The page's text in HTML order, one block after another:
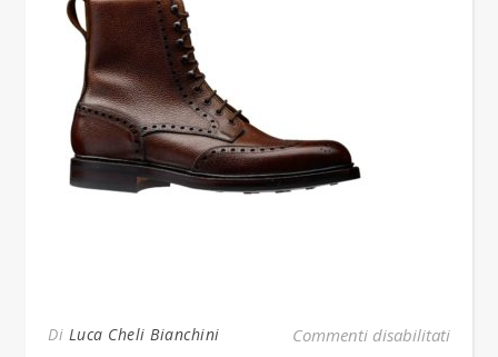
Di Luca Cheli Bianchini Commenti disabilitatisu